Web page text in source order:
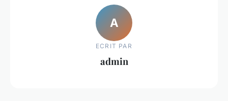
A
ECRIT PAR
admin